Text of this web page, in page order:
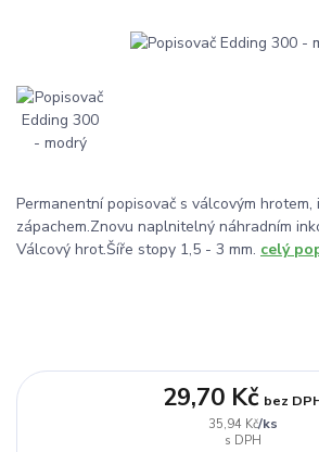
Permanentní popisovač s válcovým
zápachem.Znovu naplnitelný náhradním
Válcový hrot.Šíře stopy 1,5 - 3 mm. celý
35,94 Kč/ks
29,70 Kč bez